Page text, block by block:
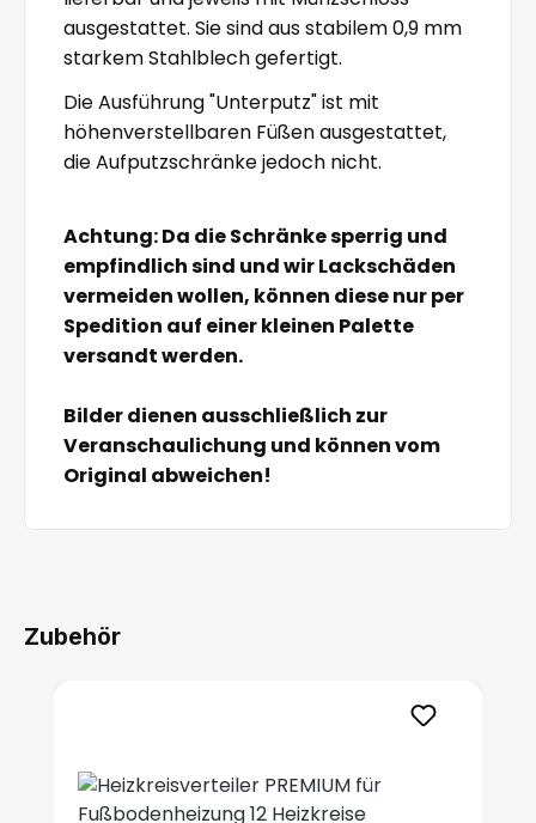
ausgestattet. Sie sind aus stabilem 0,9 mm
starkem Stahlblech gefertigt.
Die Ausführung "Unterputz" ist mit
höhenverstellbaren Füßen ausgestattet,
die Aufputzschränke jedoch nicht.
Achtung: Da die Schränke sperrig und
empfindlich sind und wir Lackschäden
vermeiden wollen, können diese nur per
Spedition auf einer kleinen Palette
versandt werden.
Bilder dienen ausschließlich zur
Veranschaulichung und können vom
Original abweichen!
Zubehör